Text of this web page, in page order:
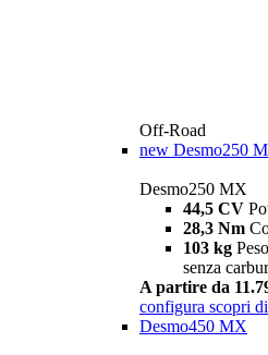
Off-Road
new Desmo250
Desmo250 MX
44,5 CV
28,3 Nm
103 kg
senza
A partire da
configura scopri
Desmo450 MX